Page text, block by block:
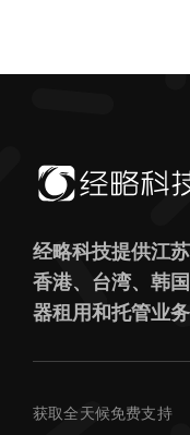
经略科技提供江
香港、台湾、韩
器租用和托管业务
获取全天候免费支持